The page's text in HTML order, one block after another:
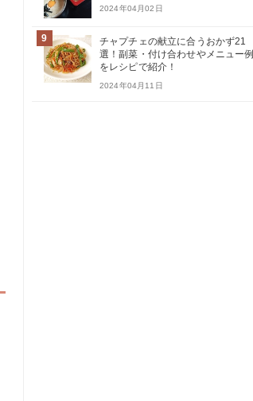
2024年04月02日
9
チャプチェの献立に合うおかず21
選！副菜・付け合わせやメニュー例
をレシピで紹介！
2024年04月11日